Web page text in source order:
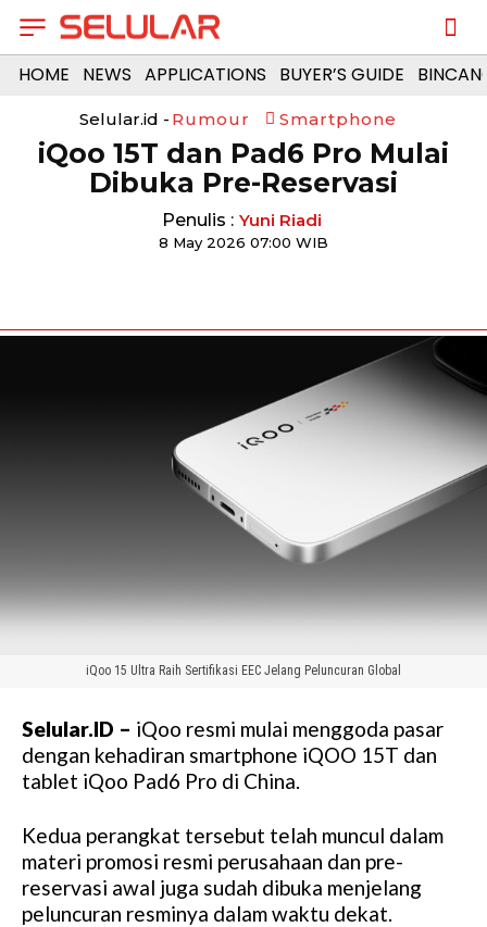
HOME NEWS APPLICATIONS BUYER’S GUIDE
Selular.id - Rumour Smartphone
iQoo 15T dan Pad6 Pro Mulai
Dibuka Pre-Reservasi
Penulis : Yuni Riadi
8 May 2026 07:00 WIB
iQoo 15 Ultra Raih Sertifikasi EEC Jelang Peluncuran Global
Selular.ID – iQoo resmi mulai menggoda pasar
dengan kehadiran smartphone iQOO 15T dan
tablet iQoo Pad6 Pro di China.
Kedua perangkat tersebut telah muncul dalam
materi promosi resmi perusahaan dan pre-
reservasi awal juga sudah dibuka menjelang
peluncuran resminya dalam waktu dekat.